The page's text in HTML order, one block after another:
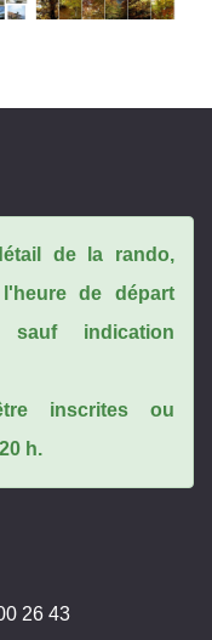
de la rando,
de départ
sauf indication
inscrites ou
h.
26 43